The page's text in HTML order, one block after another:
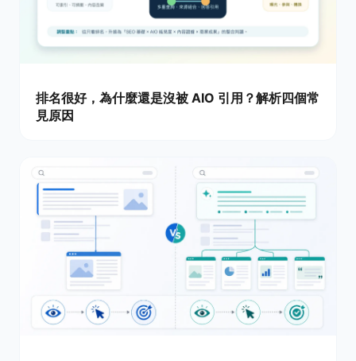
排名很好，為什麼還是沒被 AIO 引用？解析四個常
見原因